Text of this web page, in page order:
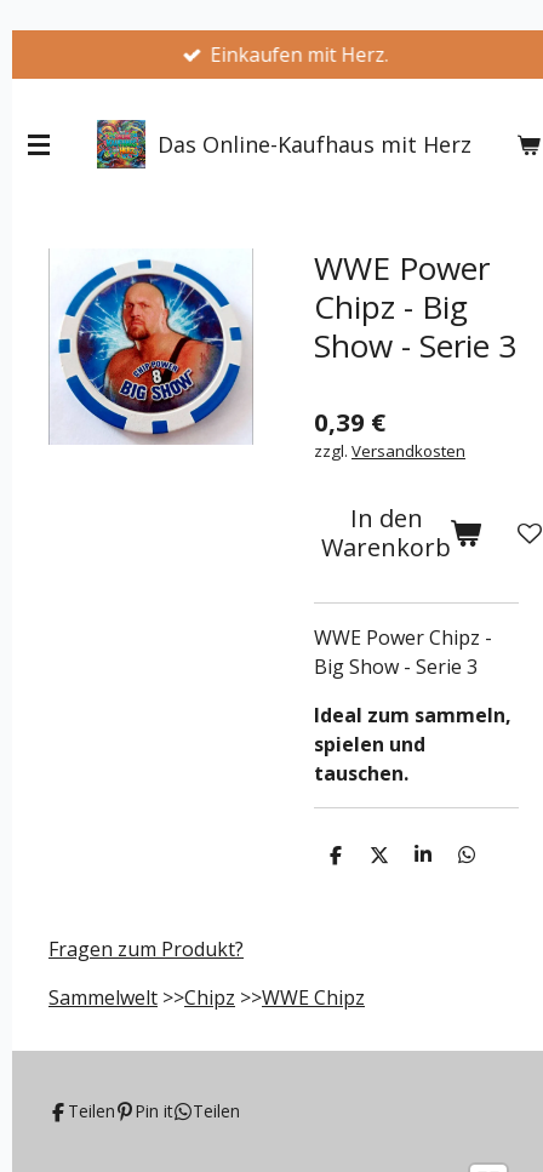
springen
Einkaufen mit Herz.
Das Online-Kaufhaus mit Herz
WWE Power
Chipz - Big
Show - Serie 3
0,39 €
zzgl. Versandkosten
In den
Warenkorb
WWE Power Chipz -
Big Show - Serie 3
Ideal zum sammeln,
spielen und
tauschen.
T
T
T
T
Fragen zum Produkt?
Sammelwelt >>Chipz >>WWE Chipz
Teilen Pin it Teilen